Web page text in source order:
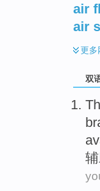
air
air
更多
双